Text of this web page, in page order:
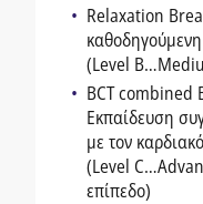
Relaxation
(Level
BCT combined
Εκπαίδευση
με τον
(Level
επίπεδο)